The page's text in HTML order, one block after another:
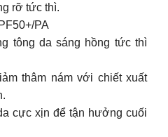
rỡ tức thì.
PA
tông da sáng hồng tức thì
thâm nám với chiết xuất
cực xịn để tận hưởng cuối